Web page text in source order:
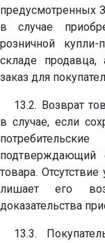
предусмотренных
в случае
розничной
складе продавца,
заказ для
13.2. Возврат
в случае, если
подтверждающий
товара.
лишает его
доказательства
13.3.